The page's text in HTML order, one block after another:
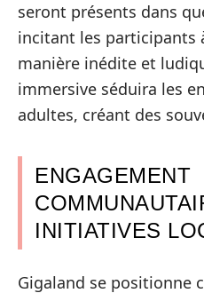
seront présents dans
incitant les participants
manière inédite et
immersive séduira les
adultes, créant des
ENGAGEMENT
INITIATIVES
Gigaland se positionne